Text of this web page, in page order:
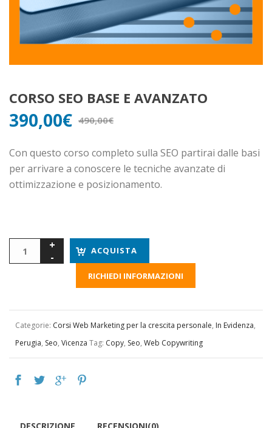
CORSO SEO BASE E AVANZATO
490,00€
390,00€
Con questo corso completo sulla SEO partirai dalle basi
per arrivare a conoscere le tecniche avanzate di
ottimizzazione e posizionamento.
ACQUISTA
RICHIEDI INFORMAZIONI
Categorie: Corsi Web Marketing per la crescita personale, In Evidenza,
Perugia, Seo, Vicenza Tag: Copy, Seo, Web Copywriting